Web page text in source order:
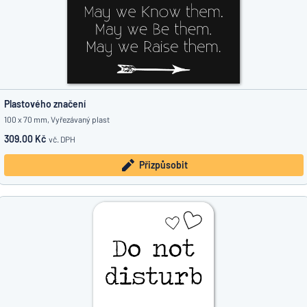
Plastového značení
100 x 70 mm, Vyřezávaný plast
309.00 Kč vč. DPH
Přizpůsobit